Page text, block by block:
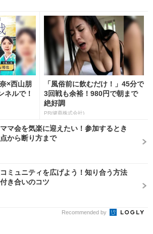
×西山朋
ネルで！
「風俗前に飲むだけ！」45分で
3回戦も余裕！980円で朝まで
絶好調
PR(健商株式会社)
マ会を気楽に迎えたい！参加するとき
から断り方まで
ミュニティを広げよう！知り合う方法
き合いのコツ
Recommended by